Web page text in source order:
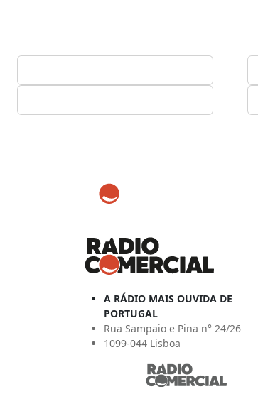
A RÁDIO MAIS OUVIDA DE
PORTUGAL
Rua Sampaio e Pina n° 24/26
1099-044 Lisboa